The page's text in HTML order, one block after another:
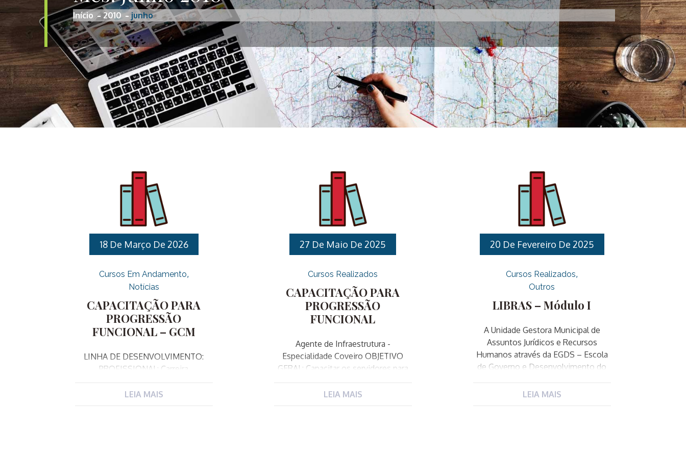
Início 2010 junho
18 De Março De 2026
Cursos Em Andamento
Notícias
CAPACITAÇÃO PARA
PROGRESSÃO
FUNCIONAL – GCM
LINHA DE DESENVOLVIMENTO:
PROFISSIONAL: Carreira
capacitação visa atender um dos
LEIA MAIS
27 De Maio De 2025
Cursos Realizados
CAPACITAÇÃO PARA
PROGRESSÃO
FUNCIONAL
Agente de Infraestrutura -
Especialidade Coveiro OBJETIVO
GERAL: Capacitar os servidores para
Agente de Infraestrutura na
LEIA MAIS
20 De Fevereiro De 2025
Cursos Realizados
Outros
LIBRAS – Módulo I
A Unidade Gestora Municipal de
Assuntos Jurídicos e Recursos
Humanos através da EGDS – Escola
de Governo e Desenvolvimento do
LIBRAS – Língua Brasileira de Sinais.
LEIA MAIS